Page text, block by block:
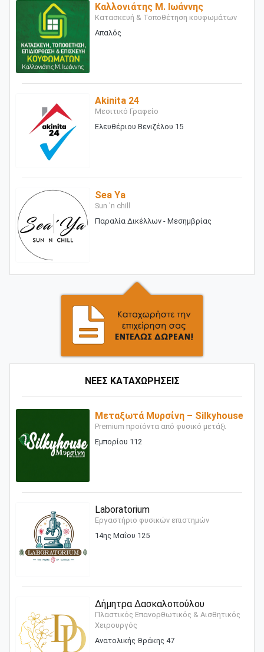
Καλλονιάτης Μ. Ιωάννης
Κατασκευή & Τοποθέτηση κουφωμάτων
Απαλός
Akinita 24
Μεσιτικό Γραφείο
Ελευθέριου Βενιζέλου 15
Sea Ya
Sun 'n chill
Παραλία Δικέλλων - Μεσημβρίας
ΝΕΕΣ ΚΑΤΑΧΩΡΗΣΕΙΣ
Μεταξωτά Μυρσίνη – Silkyhouse
Premium προϊόντα από φυσικό μετάξι
Εμπορίου 112
Laboratorium
Εργαστήριο φυσικών επιστημών
14ης Μαΐου 125
Δήμητρα Δασκαλοπούλου
Πλαστικός Επανορθωτικός & Αισθητικός
Χειρουργός
Ανατολικής Θράκης 47